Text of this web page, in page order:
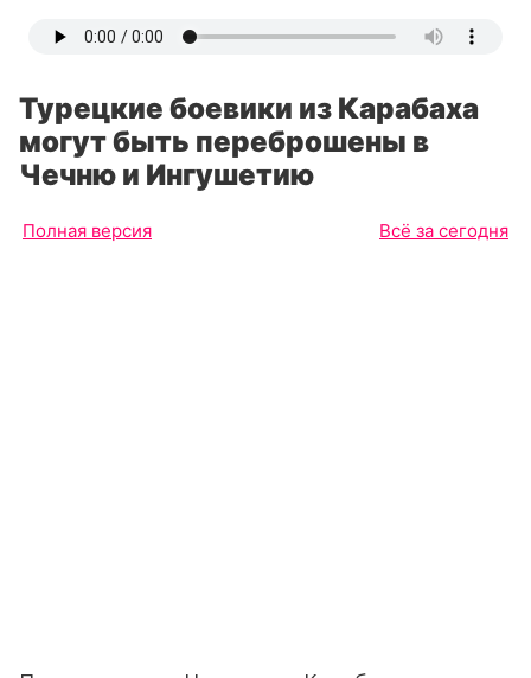
Турецкие боевики из Карабаха
могут быть переброшены в
Чечню и Ингушетию
Полная версия Всё за сегодня